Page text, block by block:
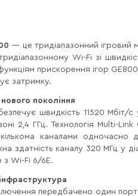
— це тридіапазонний ігровий
Wi-Fi зі
прискорення ігор
затримку.
покоління
швидкість 11520 Мбіт/с
2,4 ГГц. Технологія Multi-
каналами
здатність каналу 320 МГц у
з Wi-Fi 6/6E.
передбачено один